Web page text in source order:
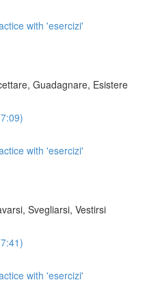
with 'esercizi'
Guadagnare, Esistere
with 'esercizi'
Svegliarsi, Vestirsi
with 'esercizi'